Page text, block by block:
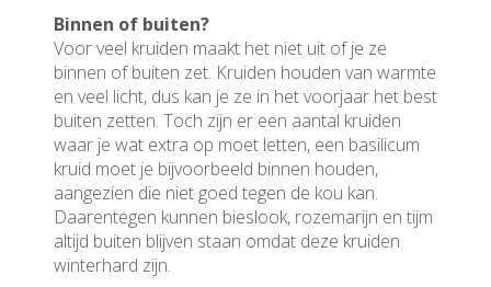
Binnen of buiten?
Voor veel kruiden maakt het niet uit of je ze
binnen of buiten zet. Kruiden houden van warmte
en veel licht, dus kan je ze in het voorjaar het best
buiten zetten. Toch zijn er een aantal kruiden
waar je wat extra op moet letten, een basilicum
kruid moet je bijvoorbeeld binnen houden,
aangezien die niet goed tegen de kou kan.
Daarentegen kunnen bieslook, rozemarijn en tijm
altijd buiten blijven staan omdat deze kruiden
winterhard zijn.